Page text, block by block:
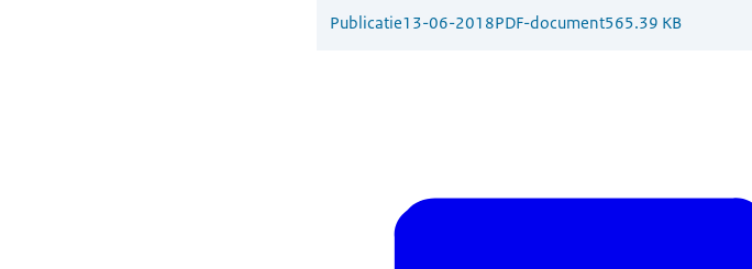
Publicatie13-06-2018PDF-document565.39 KB